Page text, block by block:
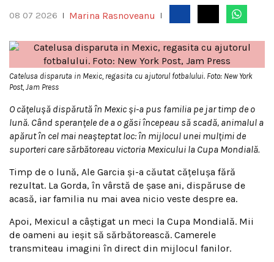
08 07 2026 Marina Rasnoveanu
Catelusa disparuta in Mexic, regasita cu ajutorul fotbalului. Foto: New York
Post, Jam Press
O cățelușă dispărută în Mexic și-a pus familia pe jar timp de o
lună. Când speranțele de a o găsi începeau să scadă, animalul a
apărut în cel mai neașteptat loc: în mijlocul unei mulțimi de
suporteri care sărbătoreau victoria Mexicului la Cupa Mondială.
Timp de o lună, Ale Garcia și-a căutat cățelușa fără
rezultat. La Gorda, în vârstă de șase ani, dispăruse de
acasă, iar familia nu mai avea nicio veste despre ea.
Apoi, Mexicul a câștigat un meci la Cupa Mondială. Mii
de oameni au ieșit să sărbătorească. Camerele
transmiteau imagini în direct din mijlocul fanilor.